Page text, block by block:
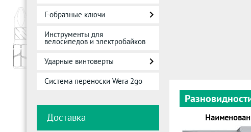
Г-образные ключи
Инструменты для
велосипедов и электробайков
Ударные винтоверты
Система переноски Wera 2go
Доставка